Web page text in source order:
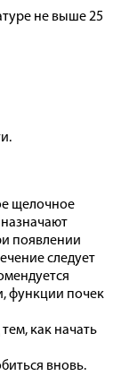
не выше 25
щелочное
появлении
следует
функции почек
как начать
вновь.